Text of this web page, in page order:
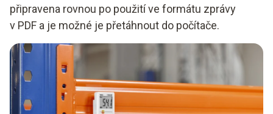
připravena rovnou po použití ve formátu zprávy
v PDF a je možné je přetáhnout do počítače.